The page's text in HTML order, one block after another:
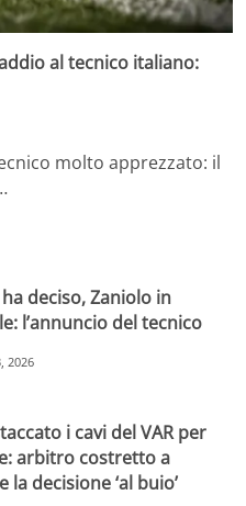
al tecnico italiano:
molto apprezzato: il
deciso, Zaniolo in
l’annuncio del tecnico
2026
i cavi del VAR per
arbitro costretto a
la decisione ‘al buio’